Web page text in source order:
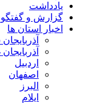
یادداشت
گزارش و گفتگو
اخبار استان ها
اردبیل
اصفهان
البرز
ایلام